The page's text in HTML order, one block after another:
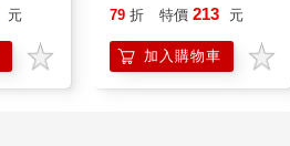
元 79 折 特價 213 元
加入購物車